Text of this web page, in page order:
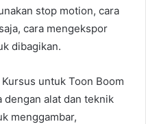
stop motion, cara
cara mengekspor
dibagikan.
untuk Toon Boom
dengan alat dan teknik
menggambar,